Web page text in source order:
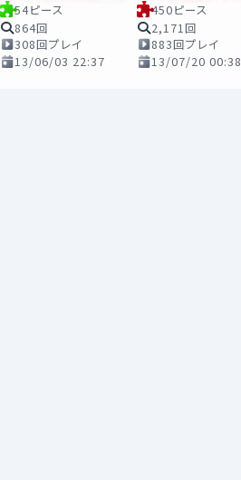
54ピース
864回
308回プレイ
13/06/03 22:37
450ピース
2,171回
883回プレイ
13/07/20 00:38